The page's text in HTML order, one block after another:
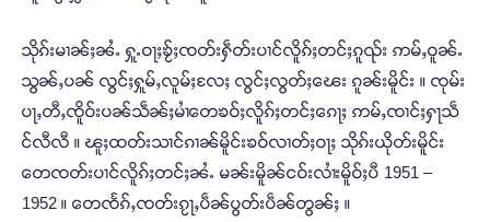
သိုၵ်းမၢၼ်ႈၼႆႉ ႁူႉဝႃႈၶႂ်ႈၸတ်းႁဵတ်းပၢင်လိူၵ်ႈတင်ႈၵူၺ်း ဢမ်ႇဝူၼ်ႉ
သွၼ်ႇပၼ် လွင်ႈႁူမ်ႇလူမ်ႈလႄႈ လွင်ႈလွတ်ႈၽေး ၵူၼ်းမိူင်း ။ ၸုမ်း
ပႃႇတီႇၸိူဝ်းပၼ်သဵၼ်ႈမၢႆတေၶဝ်ႈလိူၵ်ႈတင်ႈၵေႃႈ ဢမ်ႇၸၢင်ႈႁႃသဵ
င်လီလီ ။ ၽူႈထတ်းသၢင်ၵၢၼ်မိူင်းၶဝ်လၢတ်ႈဝႃႈ သိုၵ်းယိုတ်းမိူင်း
တေၸတ်းပၢင်လိူၵ်ႈတင်ႈၼႆႉ မၼ်းမိူၼ်ငဝ်းလၢႆးမိူဝ်ႈပီ 1951 –
1952 ။ တေၸႅၵ်ႇၸတ်းၵႂႃႇပဵၼ်ပွတ်းပဵၼ်တွၼ်ႈ ။